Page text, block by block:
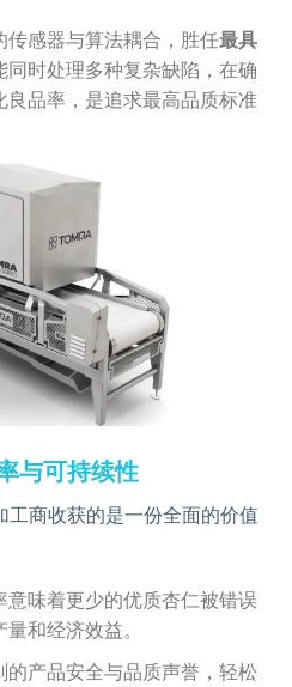
传感器与算法耦合，胜任最具
同时处理多种复杂缺陷，在确
品率，是追求最高品质标准
与可持续性
工商收获的是一份全面的价值
意味着更少的优质杏仁被错误
和经济效益。
的产品安全与品质声誉，轻松